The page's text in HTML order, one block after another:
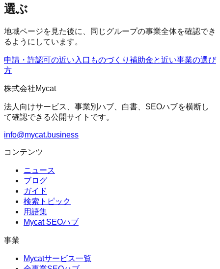
選ぶ
地域ページを見た後に、同じグループの事業全体を確認でき
るようにしています。
申請・許認可の近い入口 ものづくり補助金と近い事業の選び
方
株式会社Mycat
法人向けサービス、事業別ハブ、白書、SEOハブを横断し
て確認できる公開サイトです。
info@mycat.business
コンテンツ
ニュース
ブログ
ガイド
検索トピック
用語集
Mycat SEOハブ
事業
Mycatサービス一覧